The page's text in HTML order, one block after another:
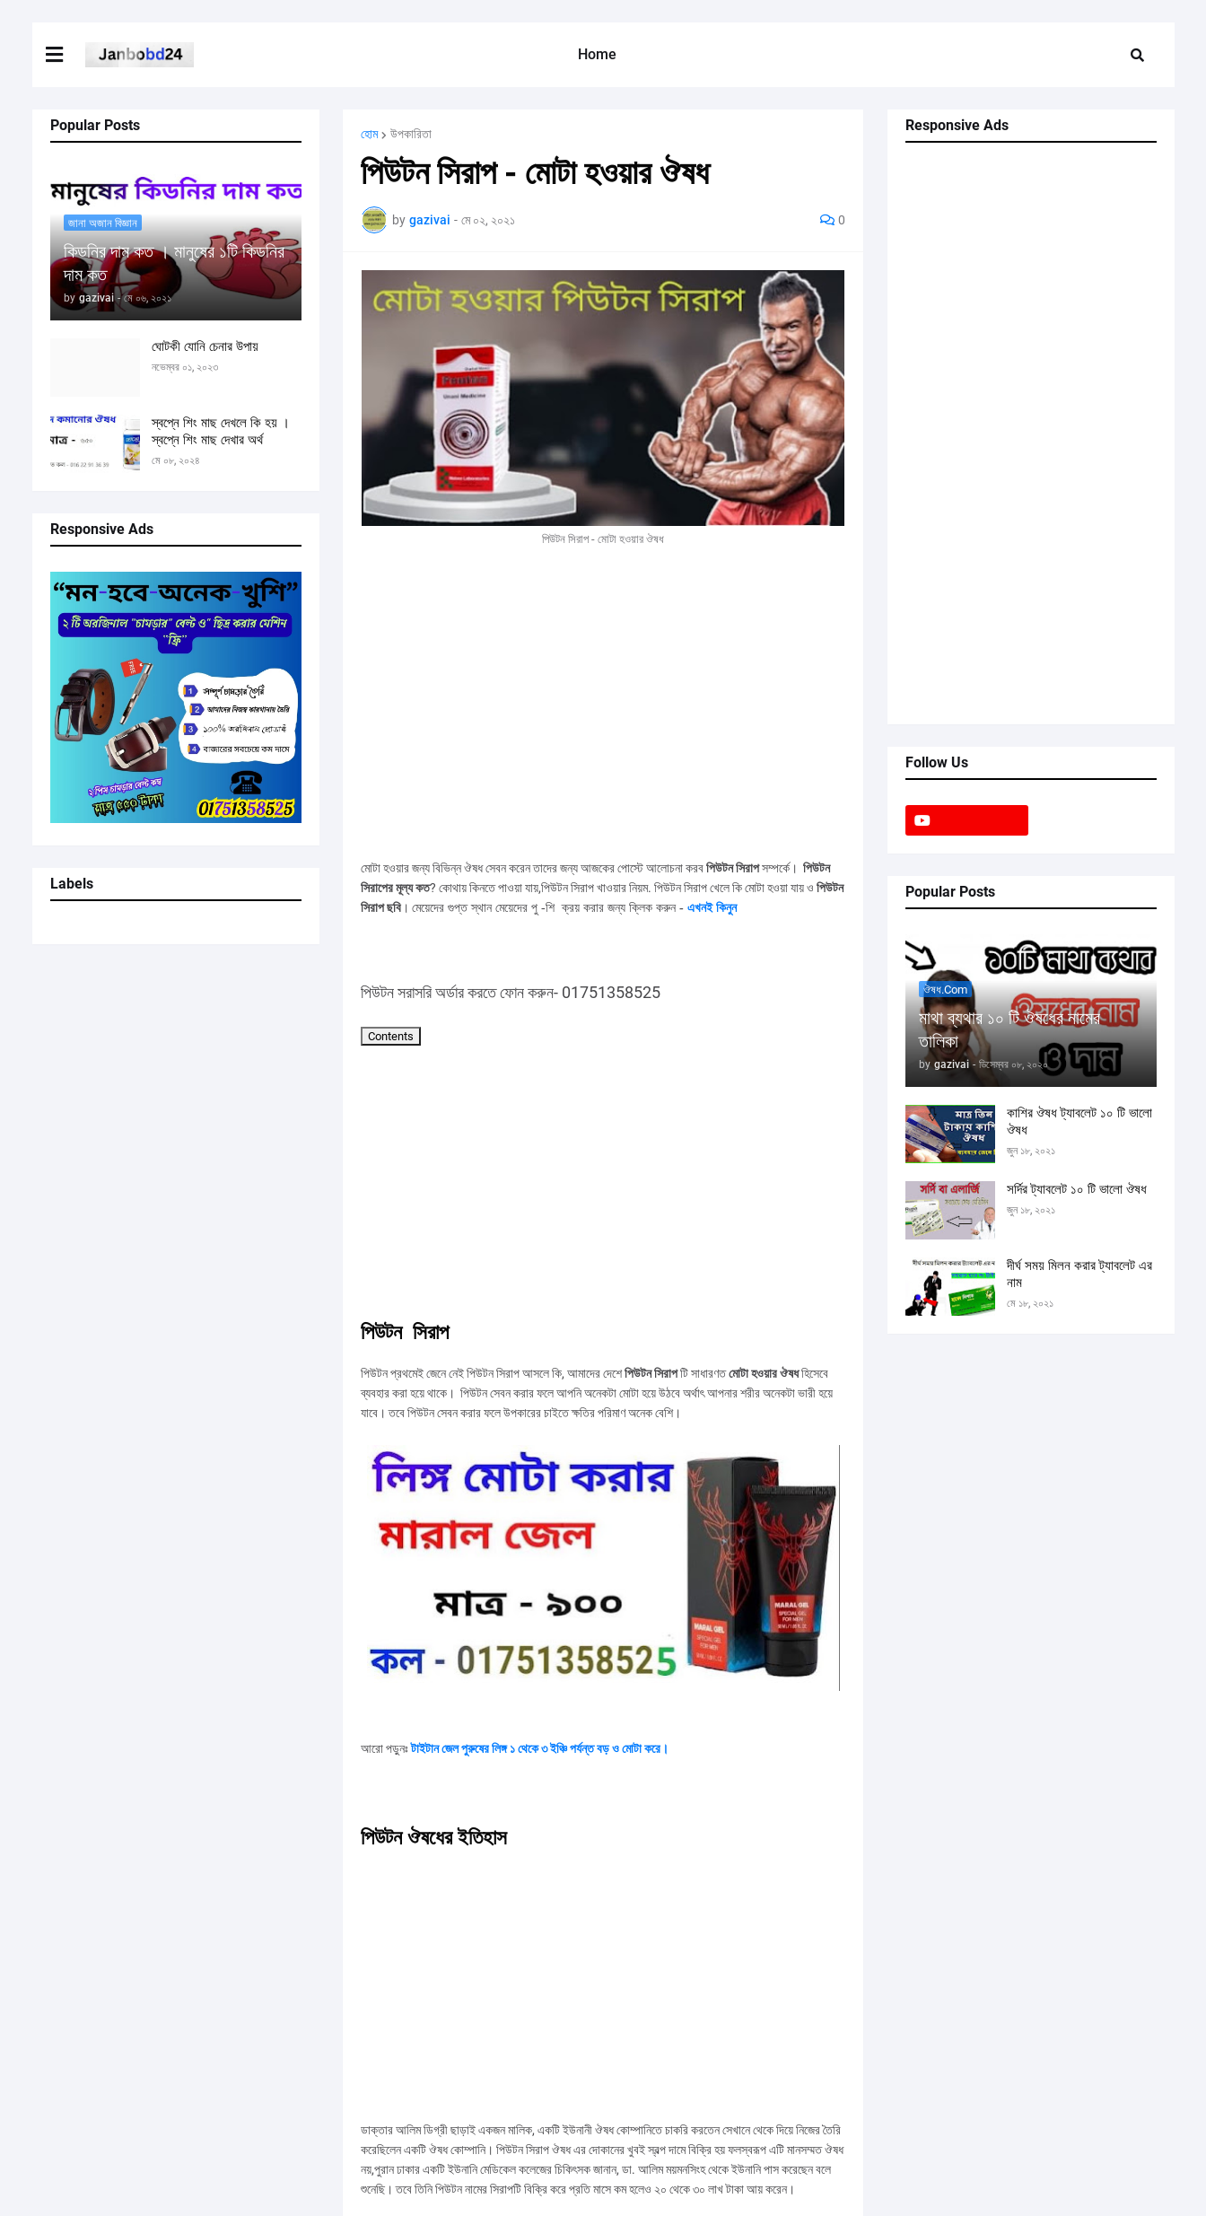
Home
Popular Posts
জানা অজান বিজ্ঞান
কিডনির দাম কত । মানুষের ১টি কিডনির
দাম কত
by gazivai - মে ০৬, ২০২১
ঘোটকী যোনি চেনার উপায়
নভেম্বর ০১, ২০২৩
স্বপ্নে শিং মাছ দেখলে কি হয় ।
স্বপ্নে শিং মাছ দেখার অর্থ
মে ০৮, ২০২৪
Responsive Ads
Labels
হোম উপকারিতা
পিউটন সিরাপ - মোটা হওয়ার ঔষধ
by gazivai - মে ০২, ২০২১ 0
পিউটন সিরাপ - মোটা হওয়ার ঔষধ
মোটা হওয়ার জন্য বিভিন্ন ঔষধ সেবন করেন তাদের জন্য আজকের পোস্টে আলোচনা করবপিউটন সিরাপসম্পর্কে। পিউটন
সিরাপের মূল্য কত? কোথায় কিনতে পাওয়া যায়,পিউটন সিরাপ খাওয়ার নিয়ম. পিউটন সিরাপ খেলে কি মোটা হওয়া যায় ও পিউটন
সিরাপ ছবি । মেয়েদের গুপ্ত স্থান মেয়েদের পু -শি ক্রয় করার জন্য ক্লিক করুন - এখনই কিনুন
পিউটন সরাসরি অর্ডার করতে ফোন করুন- 01751358525
Contents
পিউটন সিরাপ
পিউটন প্রথমেই জেনে নেই পিউটন সিরাপ আসলে কি, আমাদের দেশেপিউটন সিরাপটি সাধারণতমোটা হওয়ার ঔষধহিসেবে
ব্যবহার করা হয়ে থাকে। পিউটন সেবন করার ফলে আপনি অনেকটা মোটা হয়ে উঠবে অর্থাৎ আপনার শরীর অনেকটা ভারী হয়ে
যাবে। তবে পিউটন সেবন করার ফলে উপকারের চাইতে ক্ষতির পরিমাণ অনেক বেশি।
আরোপড়ুনঃটাইটানজেলপুরুষেরলিঙ্গ ১থেকে৩ ইঞ্চিপর্যন্তবড়ওমোটাকরে।
পিউটন ঔষধের ইতিহাস
ডাক্তার আলিম ডিগ্রী ছাড়াই একজন মালিক, একটি ইউনানী ঔষধ কোম্পানিতে চাকরি করতেন সেখানে থেকে দিয়ে নিজের তৈরি
করেছিলেন একটি ঔষধ কোম্পানি। পিউটন সিরাপ ঔষধ এর দোকানের খুবই স্বল্প দামে বিক্রি হয় ফলস্বরূপ এটি মানসম্মত ঔষধ
নয়,পুরান ঢাকার একটি ইউনানি মেডিকেল কলেজের চিকিৎসক জানান, ডা. আলিম ময়মনসিংহ থেকে ইউনানি পাস করেছেন বলে
শুনেছি। তবে তিনি পিউটন নামের সিরাপটি বিক্রি করে প্রতি মাসে কম হলেও ২০ থেকে ৩০ লাখ টাকা আয় করেন।
Responsive Ads
Follow Us
Popular Posts
ঔষধ.com
মাথা ব্যথার ১০ টি ঔষধের নামের
তালিকা
by gazivai - ডিসেম্বর ০৮, ২০২০
কাশির ঔষধ ট্যাবলেট ১০ টি ভালো
ঔষধ
জুন ১৮, ২০২১
সর্দির ট্যাবলেট ১০ টি ভালো ঔষধ
জুন ১৮, ২০২১
দীর্ঘ সময় মিলন করার ট্যাবলেট এর
নাম
মে ১৮, ২০২১